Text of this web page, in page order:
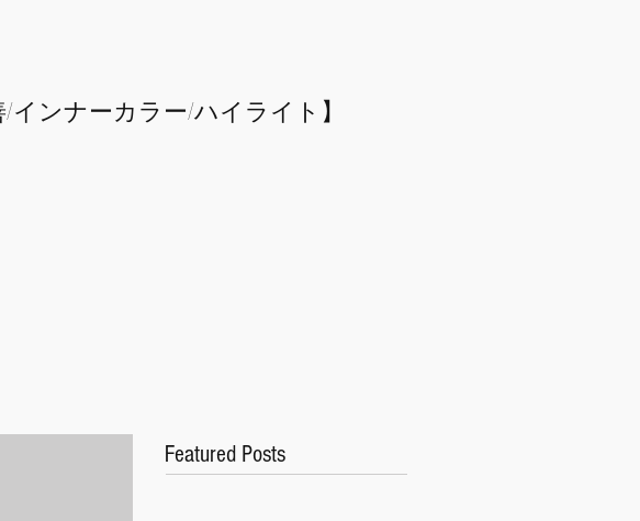
/インナーカラー/​ハイライト】
Featured Posts